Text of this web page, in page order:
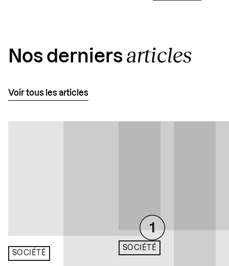
Nos derniers articles
Voir tous les articles
SOCIÉTÉ
SOCIÉTÉ